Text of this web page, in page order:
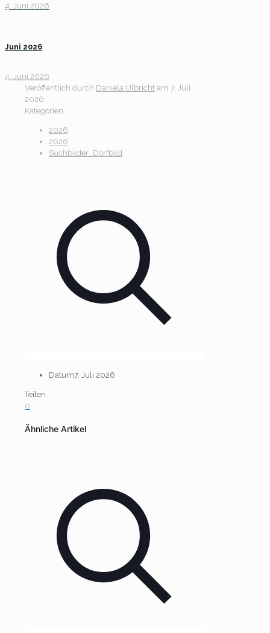
4. Juni 2026
Juni 2026
4. Juni 2026
Veröffentlich durch Daniela Ulbricht am 7. Juli
2026
Kategorien
2026
2026
Suchbilder_Dorfbild
Datum7. Juli 2026
Teilen
0
Ähnliche Artikel